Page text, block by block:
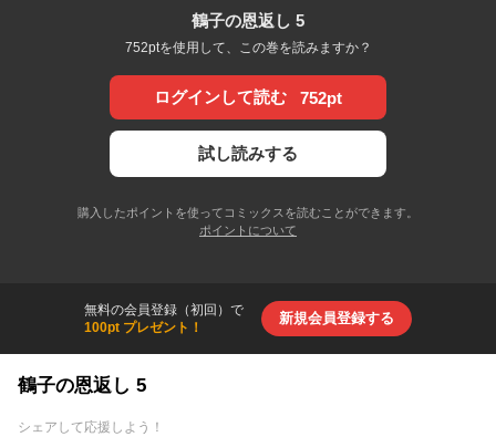
鶴子の恩返し 5
752ptを使用して、この巻を読みますか？
ログインして読む 752pt
試し読みする
購入したポイントを使ってコミックスを読むことができます。
ポイントについて
無料の会員登録（初回）で
100pt プレゼント！
新規会員登録する
鶴子の恩返し 5
シェアして応援しよう！